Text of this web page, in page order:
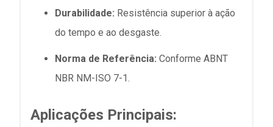
Durabilidade: Resistência superior à ação
do tempo e ao desgaste.
Norma de Referência: Conforme ABNT
NBR NM-ISO 7-1.
Aplicações Principais: